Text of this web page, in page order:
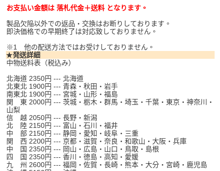
お支払い金額は 落札代金＋送料 となります。
製品欠陥以外での返品・交換はお断りしております。
即決価格での早期終了は対応致しておりません。
※1 他の配送方法ではお受けしておりません。
★発送詳細
中物送料表（税込み）
北海道 2350円 --- 北海道
北東北 1900円 --- 青森・秋田・岩手
南東北 1900円 --- 宮城・山形・福島
関 東 2000円 --- 茨城・栃木・群馬・埼玉・千葉・東京・神奈川・
山梨
信 越 2050円 --- 長野・新潟
北 陸 2150円 --- 富山・石川・福井
中 部 2150円 --- 静岡・愛知・岐阜・三重
関 西 2200円 --- 京都・滋賀・奈良・和歌山・大阪・兵庫
中 国 2350円 --- 岡山・広島・山口・鳥取・島根
四 国 2350円 --- 香川・徳島・高知・愛媛
九 州 2600円 --- 福岡・佐賀・長崎・熊本・大分・宮崎・鹿児島